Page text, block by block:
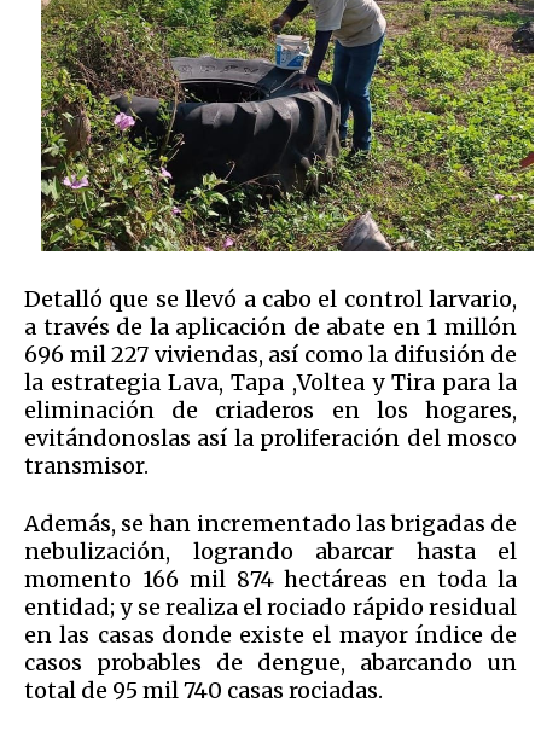
Detalló que se llevó a cabo el control larvario,
a través de la aplicación de abate en 1 millón
696 mil 227 viviendas, así como la difusión de
la estrategia Lava, Tapa ,Voltea y Tira para la
eliminación de criaderos en los hogares,
evitándonoslas así la proliferación del mosco
transmisor.
Además, se han incrementado las brigadas de
nebulización, logrando abarcar hasta el
momento 166 mil 874 hectáreas en toda la
entidad; y se realiza el rociado rápido residual
en las casas donde existe el mayor índice de
casos probables de dengue, abarcando un
total de 95 mil 740 casas rociadas.